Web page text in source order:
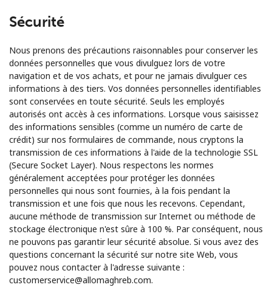
Sécurité
Nous prenons des précautions raisonnables pour conserver les
données personnelles que vous divulguez lors de votre
navigation et de vos achats, et pour ne jamais divulguer ces
informations à des tiers. Vos données personnelles identifiables
sont conservées en toute sécurité. Seuls les employés
autorisés ont accès à ces informations. Lorsque vous saisissez
des informations sensibles (comme un numéro de carte de
crédit) sur nos formulaires de commande, nous cryptons la
transmission de ces informations à l'aide de la technologie SSL
(Secure Socket Layer). Nous respectons les normes
généralement acceptées pour protéger les données
personnelles qui nous sont fournies, à la fois pendant la
transmission et une fois que nous les recevons. Cependant,
aucune méthode de transmission sur Internet ou méthode de
stockage électronique n'est sûre à 100 %. Par conséquent, nous
ne pouvons pas garantir leur sécurité absolue. Si vous avez des
questions concernant la sécurité sur notre site Web, vous
pouvez nous contacter à l'adresse suivante :
customerservice@allomaghreb.com.